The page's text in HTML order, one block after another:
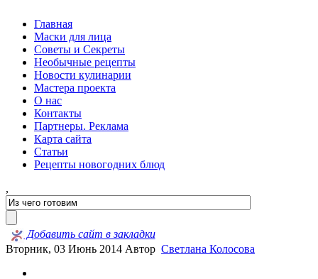
Главная
Маски для лица
Советы и Секреты
Необычные рецепты
Новости кулинарии
Мастера проекта
О нас
Контакты
Партнеры. Реклама
Карта сайта
Статьи
Рецепты новогодних блюд
,
Добавить сайт в закладки
Вторник, 03 Июнь 2014 Автор Светлана Колосова